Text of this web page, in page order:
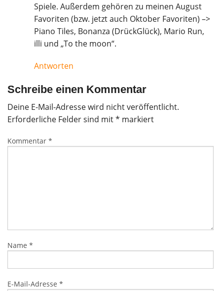
Spiele. Außerdem gehören zu meinen August
Favoriten (bzw. jetzt auch Oktober Favoriten) –>
Piano Tiles, Bonanza (DrückGlück), Mario Run,
illi und „To the moon“.
Antworten
Schreibe einen Kommentar
Deine E-Mail-Adresse wird nicht veröffentlicht.
Erforderliche Felder sind mit* markiert
Kommentar *
Name *
E-Mail-Adresse *